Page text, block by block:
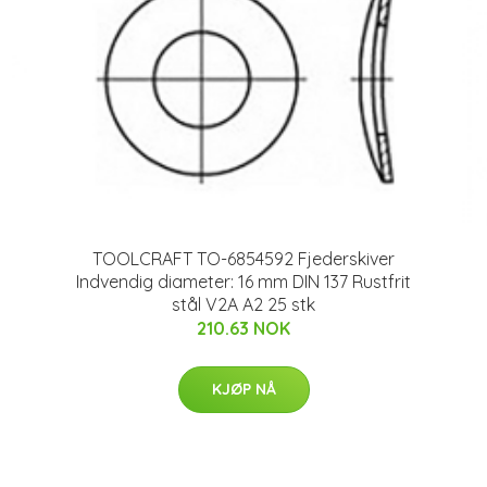
TOOLCRAFT TO-6854592 Fjederskiver
Indvendig diameter: 16 mm DIN 137 Rustfrit
stål V2A A2 25 stk
210.63 NOK
KJØP NÅ